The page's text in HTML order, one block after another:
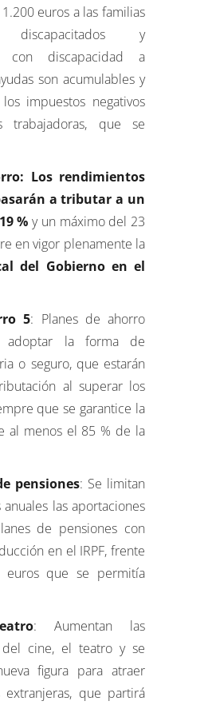
euros a las familias
discapacitados y
con discapacidad a
son acumulables y
impuestos negativos
trabajadoras, que se
Los rendimientos
a tributar a un
% y un máximo del 23
en vigor plenamente la
del Gobierno en el
5: Planes de ahorro
adoptar la forma de
o seguro, que estarán
al superar los
que se garantice la
al menos el 85 % de la
pensiones: Se limitan
las aportaciones
de pensiones con
en el IRPF, frente
euros que se permitía
: Aumentan las
del cine, el teatro y se
figura para atraer
extranjeras, que partirá